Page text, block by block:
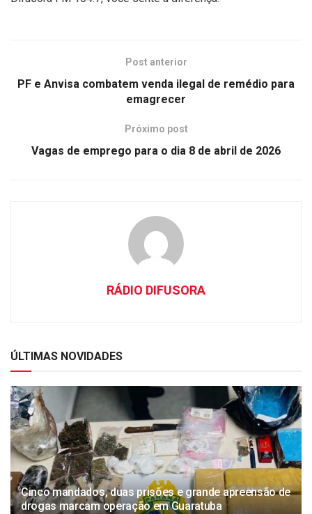
Post anterior
PF e Anvisa combatem venda ilegal de remédio para
emagrecer
Próximo post
Vagas de emprego para o dia 8 de abril de 2026
RÁDIO DIFUSORA
ÚLTIMAS NOVIDADES
Cinco mandados, duas prisões e grande apreensão de
drogas marcam operação em Guaratuba